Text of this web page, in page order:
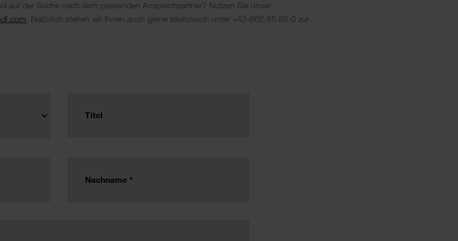
auf der Suche nach dem passenden Ansprechpartner? Nutzen Sie unser
. Natürlich stehen wir Ihnen auch gerne telefonisch unter +43-662-85 88-0 zur